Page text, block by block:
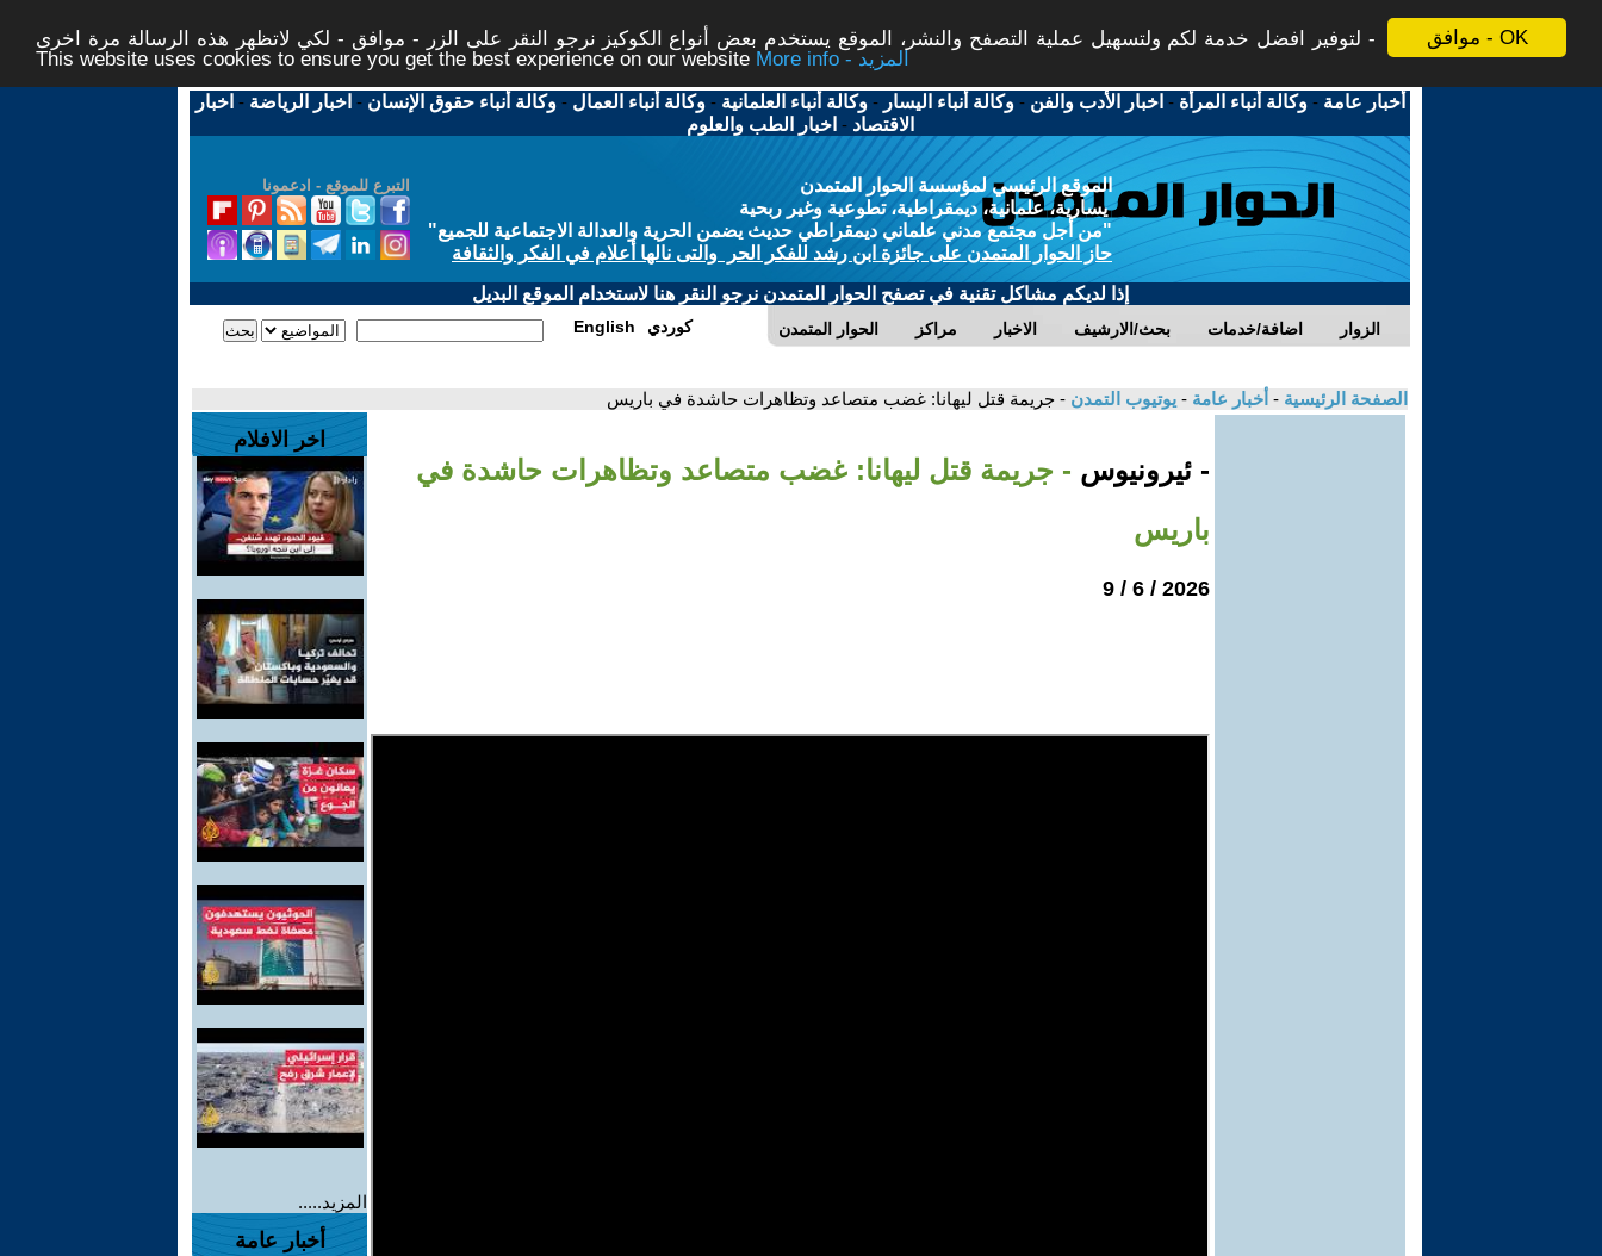
موافق - OK
لتوفير افضل خدمة لكم ولتسهيل عملية التصفح والنشر، الموقع يستخدم بعض أنواع الكوكيز نرجو النقر على الزر - موافق - لكي لاتظهر هذه الرسالة مرة اخرى -
This website uses cookies to ensure you get the best experience on our website
More info - المزيد
أخبار عامة -وكالة أنباء المرأة - اخبار الأدب والفن -وكالة أنباء اليسار -وكالة أنباء العلمانية -وكالة أنباء العمال -وكالة أنباء حقوق الإنسان - اخبار الرياضة - اخبار
الاقتصاد - اخبار الطب والعلوم
التبرع للموقع - ادعمونا
الموقع الرئيسي لمؤسسة الحوار المتمدن
يسارية، علمانية، ديمقراطية، تطوعية وغير ربحية
"من أجل مجتمع مدني علماني ديمقراطي حديث يضمن الحرية والعدالة الاجتماعية للجميع"
حاز الحوار المتمدن على جائزة ابن رشد للفكر الحر والتى نالها أعلام في الفكر والثقافة
إذا لديكم مشاكل تقنية في تصفح الحوار المتمدن نرجو النقر هنا لاستخدام الموقع البديل
الحوار المتمدن مراكز الاخبار بحث/الارشيف اضافة/خدمات الزوار English كوردي
الصفحة الرئيسية - أخبار عامة - يوتيوب التمدن - جريمة قتل ليهانا: غضب متصاعد وتظاهرات حاشدة في باريس
- ئيرونيوس - جريمة قتل ليهانا: غضب متصاعد وتظاهرات حاشدة في
باريس
2026 / 6 / 9
اخر الافلام
المزيد.....
أخبار عامة